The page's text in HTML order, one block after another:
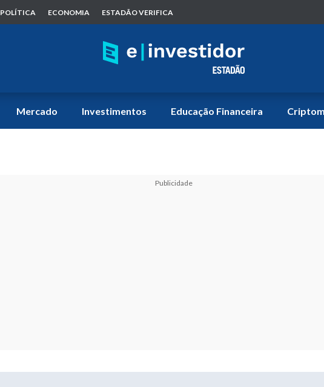
POLÍTICA ECONOMIA ESTADÃO VERIFICA
Mercado Investimentos Educação Financeira
Publicidade